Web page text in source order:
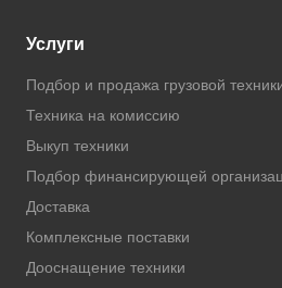
Услуги
Подбор и продажа грузовой
Техника на комиссию
Выкуп техники
Подбор финансирующей
Доставка
Комплексные поставки
Дооснащение техники